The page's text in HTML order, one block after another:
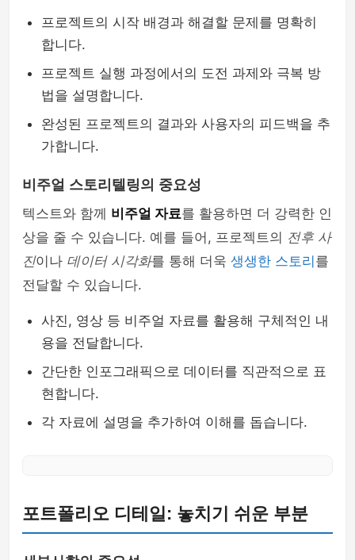
프로젝트의 시작 배경과 해결할 문제를 명확히
합니다.
프로젝트 실행 과정에서의 도전 과제와 극복 방
법을 설명합니다.
완성된 프로젝트의 결과와 사용자의 피드백을 추
가합니다.
비주얼 스토리텔링의 중요성
텍스트와 함께 비주얼 자료를 활용하면 더 강력한 인
상을 줄 수 있습니다. 예를 들어, 프로젝트의 전후 사
진이나 데이터 시각화를 통해 더욱 생생한 스토리 를
전달할 수 있습니다.
사진, 영상 등 비주얼 자료를 활용해 구체적인 내
용을 전달합니다.
간단한 인포그래픽으로 데이터를 직관적으로 표
현합니다.
각 자료에 설명을 추가하여 이해를 돕습니다.
포트폴리오 디테일: 놓치기 쉬운 부분